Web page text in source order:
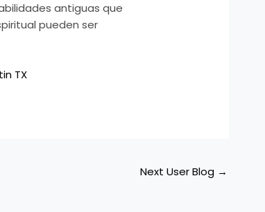
antiguas que
pueden ser
TX
Next User Blog →